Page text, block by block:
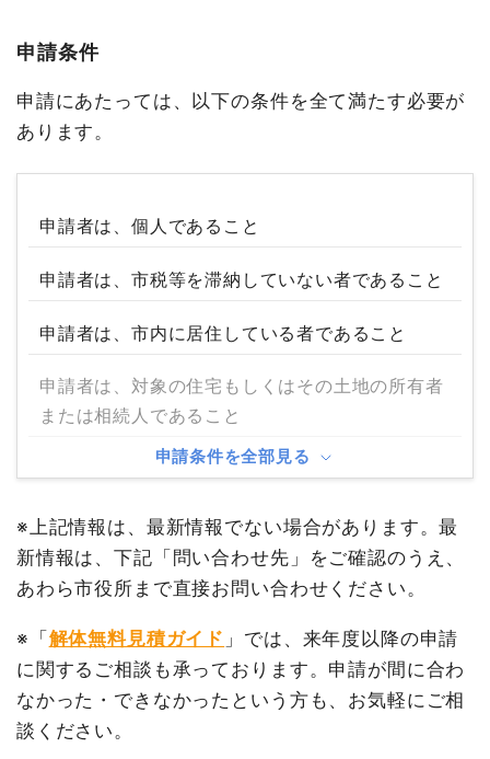
申請条件
申請にあたっては、以下の条件を全て満たす必要が
あります。
申請者は、個人であること
申請者は、市税等を滞納していない者であること
申請者は、市内に居住している者であること
申請者は、対象の住宅もしくはその土地の所有者
または相続人であること
申請条件を全部見る
※上記情報は、最新情報でない場合があります。最
新情報は、下記「問い合わせ先」をご確認のうえ、
あわら市役所まで直接お問い合わせください。
※「 解体無料見積ガイド 」では、来年度以降の申請
に関するご相談も承っております。申請が間に合わ
なかった・できなかったという方も、お気軽にご相
談ください。